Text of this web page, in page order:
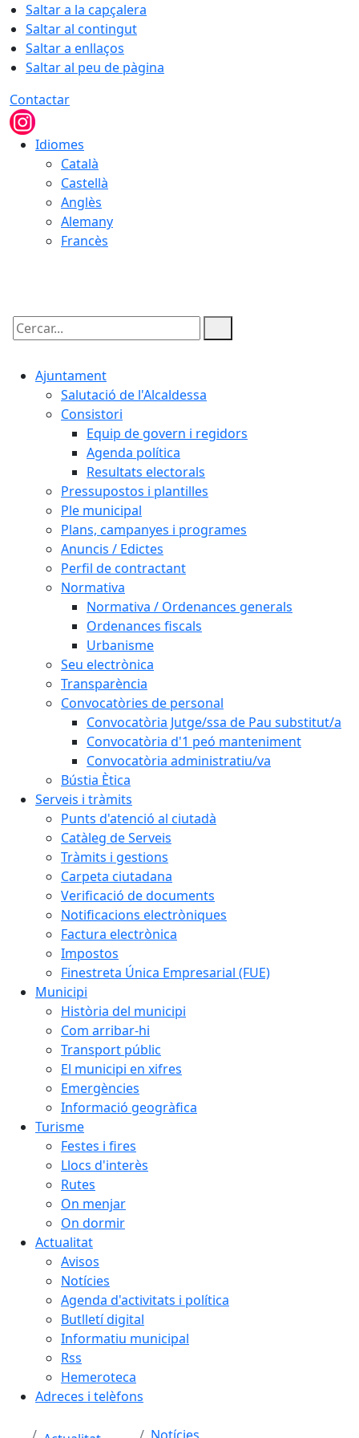
Saltar a la capçalera
Saltar al contingut
Saltar a enllaços
Saltar al peu de pàgina
Contactar
Idiomes
Català
Castellà
Anglès
Alemany
Francès
Cercar:
Ajuntament
Salutació de l'Alcaldessa
Consistori
Equip de govern i regidors
Agenda política
Resultats electorals
Pressupostos i plantilles
Ple municipal
Plans, campanyes i programes
Anuncis / Edictes
Perfil de contractant
Normativa
Normativa / Ordenances generals
Ordenances fiscals
Urbanisme
Seu electrònica
Transparència
Convocatòries de personal
Convocatòria Jutge/ssa de Pau substitut/a
Convocatòria d'1 peó manteniment
Convocatòria administratiu/va
Bústia Ètica
Serveis i tràmits
Punts d'atenció al ciutadà
Catàleg de Serveis
Tràmits i gestions
Carpeta ciutadana
Verificació de documents
Notificacions electròniques
Factura electrònica
Impostos
Finestreta Única Empresarial (FUE)
Municipi
Història del municipi
Com arribar-hi
Transport públic
El municipi en xifres
Emergències
Informació geogràfica
Turisme
Festes i fires
Llocs d'interès
Rutes
On menjar
On dormir
Actualitat
Avisos
Notícies
Agenda d'activitats i política
Butlletí digital
Informatiu municipal
Rss
Hemeroteca
Adreces i telèfons